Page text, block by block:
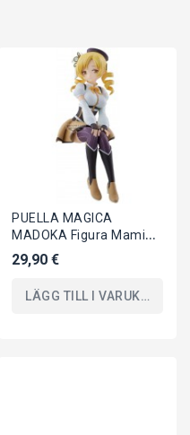
PUELLA MAGICA
MADOKA Figura Mami
Tomoe 20cm Ribellione
BANPRESTO Originale
29,90 €
LÄGG TILL I VARUKORGEN